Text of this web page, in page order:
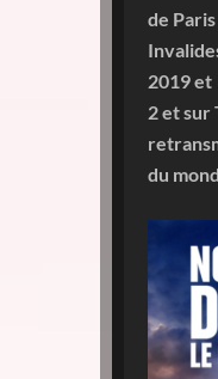
de
2019 et
2 et sur
du